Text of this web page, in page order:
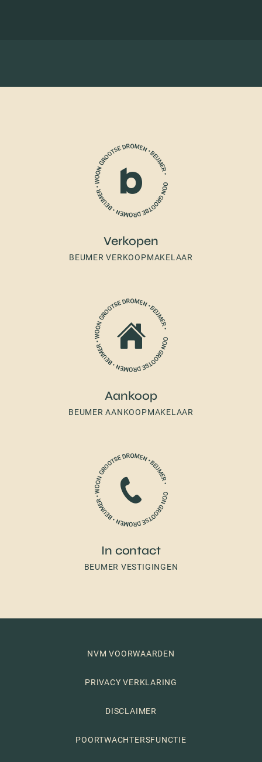
Verkopen
BEUMER VERKOOPMAKELAAR
Aankoop
BEUMER AANKOOPMAKELAAR
In contact
BEUMER VESTIGINGEN
NVM VOORWAARDEN
PRIVACY VERKLARING
DISCLAIMER
POORTWACHTERSFUNCTIE